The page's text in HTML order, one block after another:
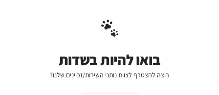
בואו להיות בשדות
רוצה להצטרף לצוות נותני השירות/זכיינים שלנו?